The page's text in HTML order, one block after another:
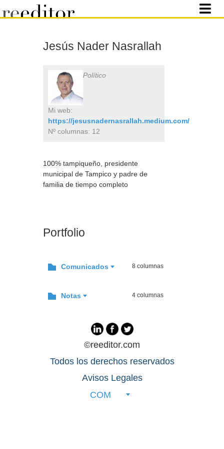
Jesús Nader Nasrallah
Político
Mi web:
https://jesusnadernasrallah.medium.com/
Nº columnas: 12
100% tampiqueño, presidente
municipal de Tampico y padre de
familia de tiempo completo
Portfolio
Comunicados 8 columnas
Notas 4 columnas
©reeditor.com
Todos los derechos reservados
Avisos Legales